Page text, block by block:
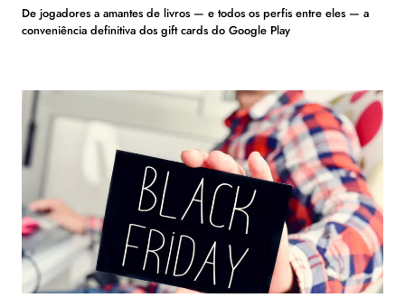
De jogadores a amantes de livros — e todos os perfis entre eles — a
conveniência definitiva dos gift cards do Google Play